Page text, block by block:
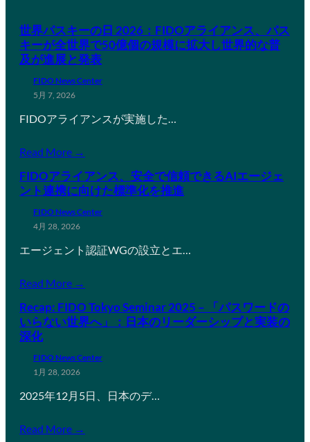
世界パスキーの日 2026：FIDOアライアンス、パス
キーが全世界で50億個の規模に拡大し世界的な普
及が進展と発表
FIDO News Center
5月 7, 2026
FIDOアライアンスが実施した…
Read More →
FIDOアライアンス、安全で信頼できるAIエージェ
ント連携に向けた標準化を推進
FIDO News Center
4月 28, 2026
エージェント認証WGの設立とエ…
Read More →
Recap: FIDO Tokyo Seminar 2025 – 「パスワードの
いらない世界へ」：日本のリーダーシップと実装の
深化
FIDO News Center
1月 28, 2026
2025年12月5日、日本のデ…
Read More →